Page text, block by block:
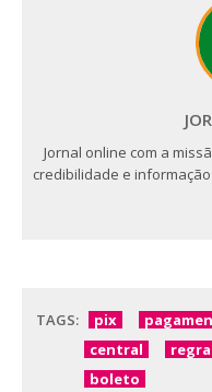
Jornal online com a
credibilidade e
TAGS: pix
central
boleto